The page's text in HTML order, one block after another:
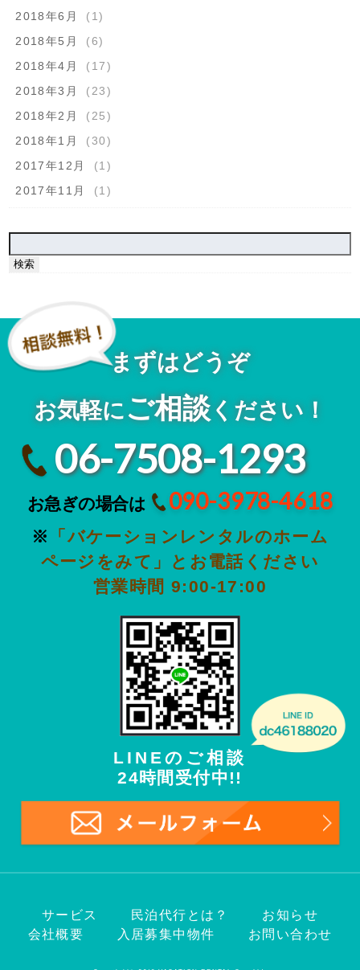
2018年6月
(1)
2018年5月
(6)
2018年4月
(17)
2018年3月
(23)
2018年2月
(25)
2018年1月
(30)
2017年12月
(1)
2017年11月
(1)
索:
まずはどうぞ
お気軽にご相談 ください！
06-7508-1293
お急ぎの場合は 090-3978-4618
※
「バケーションレンタルのホーム
ページをみて」とお電話ください
営業時間 9:00-17:00
LINEのご相談
24時間受付中!!
サービス 民泊代行とは？
お知らせ
会社概要
入居募集中物件 お問い合わせ